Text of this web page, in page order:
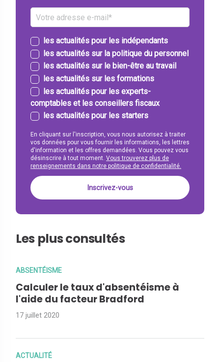
les actualités pour les indépendants
les actualités sur la politique du personnel
les actualités sur le bien-être au travail
les actualités sur les formations
les actualités pour les experts-
comptables et les conseillers fiscaux
les actualités pour les starters
En cliquant sur l'inscription, vous nous autorisez à traiter
vos données pour vous fournir les informations, les lettres
d'information et les offres demandées. Vous pouvez vous
désinscrire à tout moment. Vous trouverez plus de
renseignements dans notre politique de confidentialité.
Les plus consultés
ABSENTÉISME
Calculer le taux d'absentéisme à
l'aide du facteur Bradford
17 juillet 2020
ACTUALITÉ